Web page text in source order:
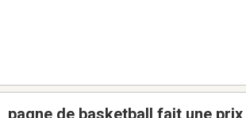
pagne de basketball fait une prix